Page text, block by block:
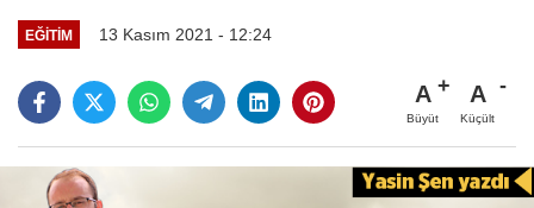
EĞITIM 13 Kasım 2021 - 12:24
A
Büyüt
A
Küçült